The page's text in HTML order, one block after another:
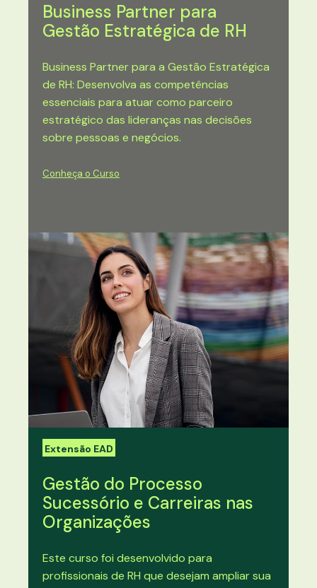
Business Partner para
Gestão Estratégica de RH
Business Partner para a Gestão Estratégica
de RH: Desenvolva as competências
essenciais para atuar como parceiro
estratégico das lideranças nas decisões
sobre pessoas e negócios.
Conheça o Curso
Extensão EAD
Gestão do Processo
Sucessório e Carreiras nas
Organizações
Este curso foi desenvolvido para
profissionais de RH que desejam ampliar sua